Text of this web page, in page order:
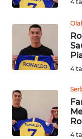
4
4
4
KALTENG
WN
KALTARA
WN
KALTIM